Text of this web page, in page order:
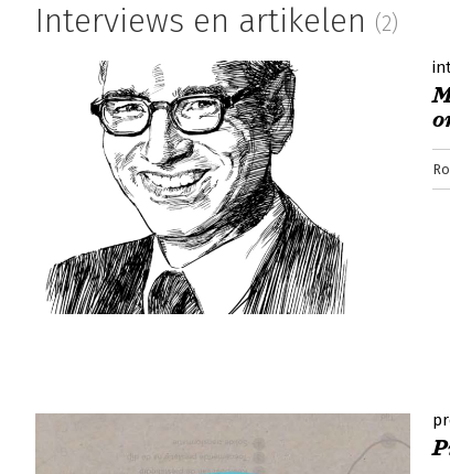
Interviews en artikelen (2)